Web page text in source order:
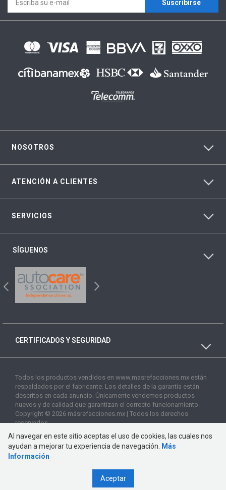
Suscríbirse
NOSOTROS
ATENCIÓN A CLIENTES
SERVICIOS
SÍGUENOS
CERTIFICADOS Y SEGURIDAD
Todos los productos vendidos en www.masrefacciones.mx están
respaldados por el fabricante. Los detalles de la garantía están
descritos en cada anuncio. Únicamente vendemos productos
nuevos y de calidad que garantizan el correcto funcionamiento.
Copyright © 2026 másrefacciones.mx | Todos los derechos
reservados
Al navegar en este sitio aceptas el uso de cookies, las cuales nos
ayudan a mejorar tu experiencia de navegación.
Más
Información
Aceptar